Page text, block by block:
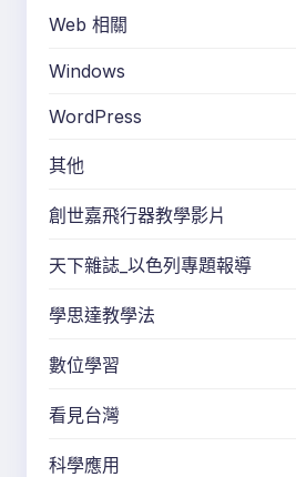
Web 相關
Windows
WordPress
其他
創世嘉飛行器教學影片
天下雜誌_以色列專題報導
學思達教學法
數位學習
看見台灣
科學應用